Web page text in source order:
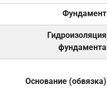
Фундамент
Гидроизоляция
фундамента
Основание (обвязка)